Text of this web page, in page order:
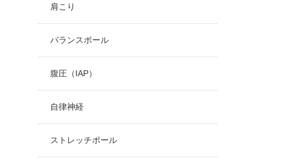
肩こり
バランスボール
腹圧（IAP）
自律神経
ストレッチポール